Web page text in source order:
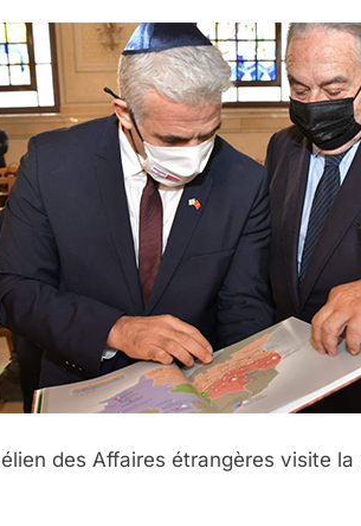
des Affaires étrangères visite